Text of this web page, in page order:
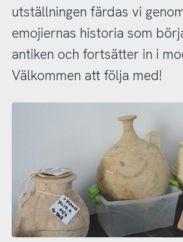
utställningen färdas vi
emojiernas historia som
antiken och fortsätter in i
Välkommen att följa med!